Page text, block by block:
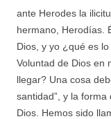
ante Herodes la
hermano, Herodías.
Dios, y yo ¿qué es
Voluntad de Dios en
llegar? Una cosa
santidad”, y la
Dios. Hemos sido